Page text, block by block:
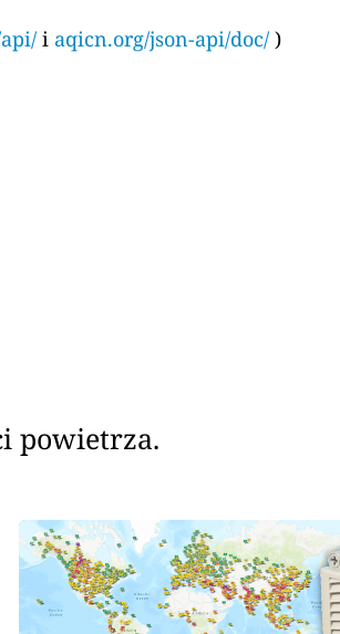
i aqicn.org/json-api/doc/ )
powietrza.